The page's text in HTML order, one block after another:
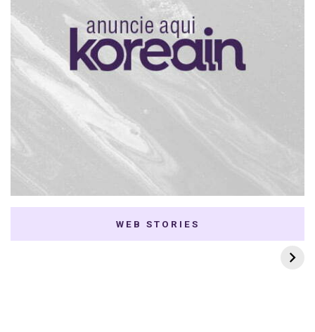
WEB STORIES
7 K-dramas Enemies
to Lovers
Thai Dramas com
First e Khaotung